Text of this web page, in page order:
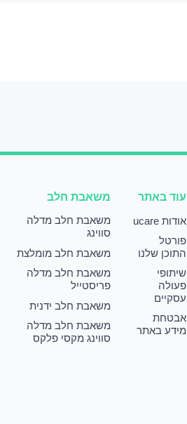
עוד באתר
אודות ucare
פורטל
התוכן שלנו
שיתופי
פעולה
עסקיים
אבטחת
מידע באתר
משאבת חלב
משאבת חלב מדלה
סווינג
משאבת חלב מומלצת
משאבת חלב מדלה
פריסטייל
משאבת חלב ידנית
משאבת חלב מדלה
סווינג מקסי פלקס